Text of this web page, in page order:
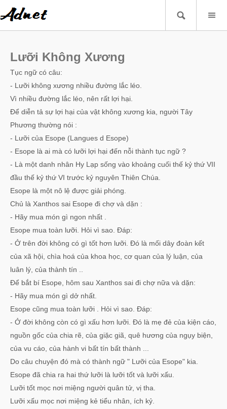
Lưỡi Không Xương
Tục ngữ có câu:
- Lưỡi không xương nhiều đường lắc léo.
Vì nhiều đường lắc léo, nên rất lợi hại.
Để diễn tả sự lợi hại của vật không xương kia, người Tây
Phương thường nói :
- Lưỡi của Esope (Langues d Esope)
- Esope là ai mà có lưỡi lợi hại đến nỗi thành tục ngữ ?
- Là một danh nhân Hy Lạp sống vào khoảng cuối thế kỷ thứ VII
đầu thế kỷ thứ VI trước kỷ nguyên Thiên Chúa.
Esope là một nô lệ được giải phóng.
Chủ là Xanthos sai Esope đi chợ và dặn :
- Hãy mua món gì ngon nhất .
Esope mua toàn lưỡi. Hỏi vì sao. Đáp:
- Ở trên đời không có gì tốt hơn lưỡi. Đó là mối dây đoàn kết
của xã hội, chìa hoá của khoa học, cơ quan của lý luận, của
luân lý, của thành tín ..
Để bắt bí Esope, hôm sau Xanthos sai đi chợ nữa và dặn:
- Hãy mua món gì dở nhất.
Esope cũng mua toàn lưỡi . Hỏi vì sao. Đáp:
- Ở đời không còn có gì xấu hơn lưỡi. Đó là mẹ đẻ của kiện cáo,
nguồn gốc của chia rẽ, của giặc giã, quê hương của ngụy biện,
của vu cáo, của hành vi bất tín bất thành ...
Do câu chuyện đó mà có thành ngữ " Lưỡi của Esope" kia.
Esope đã chia ra hai thứ lưỡi là lưỡi tốt và lưỡi xấu.
Lưỡi tốt mọc nơi miệng người quân tử, vị tha.
Lưỡi xấu mọc nơi miệng kẻ tiểu nhân, ích kỷ.